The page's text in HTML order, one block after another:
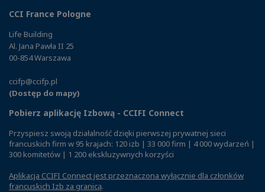
CCI France Pologne
Life Building
Al. Jana Pawła II 25
00-854 Warszawa
ccifp@ccifp.pl
(Dostęp do mapy)
Pobierz aplikację Izbową - CCIFI Connect
Przyspiesz swoją działalność dzięki pierwszej prywatnej sieci
francuskich firm w 95 krajach: 120 izb | 33 000 firm | 4 000 wydarzeń |
300 komitetów | 1 200 ekskluzywnych korzyści
Aplikacja CCIFI Connect jest przeznaczona wyłącznie dla członków
francuskich Izb za granicą.